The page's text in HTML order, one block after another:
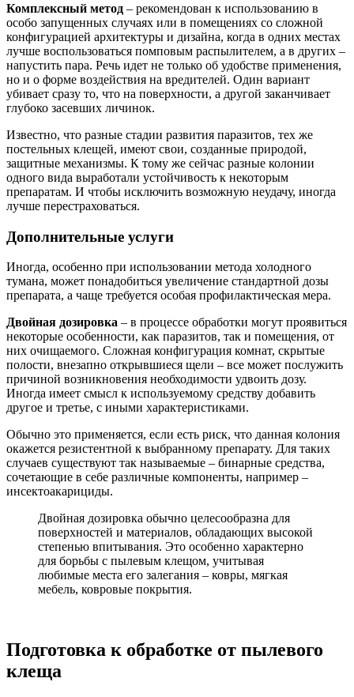
Комплексный метод – рекомендован к использованию в
особо запущенных случаях или в помещениях со сложной
конфигурацией архитектуры и дизайна, когда в одних местах
лучше воспользоваться помповым распылителем, а в других –
напустить пара. Речь идет не только об удобстве применения,
но и о форме воздействия на вредителей. Один вариант
убивает сразу то, что на поверхности, а другой заканчивает
глубоко засевших личинок.
Известно, что разные стадии развития паразитов, тех же
постельных клещей, имеют свои, созданные природой,
защитные механизмы. К тому же сейчас разные колонии
одного вида выработали устойчивость к некоторым
препаратам. И чтобы исключить возможную неудачу, иногда
лучше перестраховаться.
Дополнительные услуги
Иногда, особенно при использовании метода холодного
тумана, может понадобиться увеличение стандартной дозы
препарата, а чаще требуется особая профилактическая мера.
Двойная дозировка – в процессе обработки могут проявиться
некоторые особенности, как паразитов, так и помещения, от
них очищаемого. Сложная конфигурация комнат, скрытые
полости, внезапно открывшиеся щели – все может послужить
причиной возникновения необходимости удвоить дозу.
Иногда имеет смысл к используемому средству добавить
другое и третье, с иными характеристиками.
Обычно это применяется, если есть риск, что данная колония
окажется резистентной к выбранному препарату. Для таких
случаев существуют так называемые – бинарные средства,
сочетающие в себе различные компоненты, например –
инсектоакарициды.
Двойная дозировка обычно целесообразна для
поверхностей и материалов, обладающих высокой
степенью впитывания. Это особенно характерно
для борьбы с пылевым клещом, учитывая
любимые места его залегания – ковры, мягкая
мебель, ковровые покрытия.
Подготовка к обработке от пылевого
клеща